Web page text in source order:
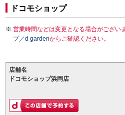
ドコモショップ
営業時間などは変更となる場合がござい
プ／d gardenからご確認ください。
店舗名
ドコモショップ浜岡店